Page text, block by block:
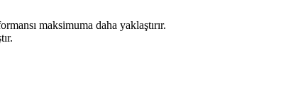
maksimuma daha yaklaştırır.